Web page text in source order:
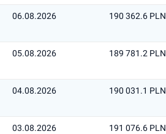
06.08.2026 190 362.6 PLN
05.08.2026 189 781.2 PLN
04.08.2026 190 031.1 PLN
03.08.2026 191 076.6 PLN